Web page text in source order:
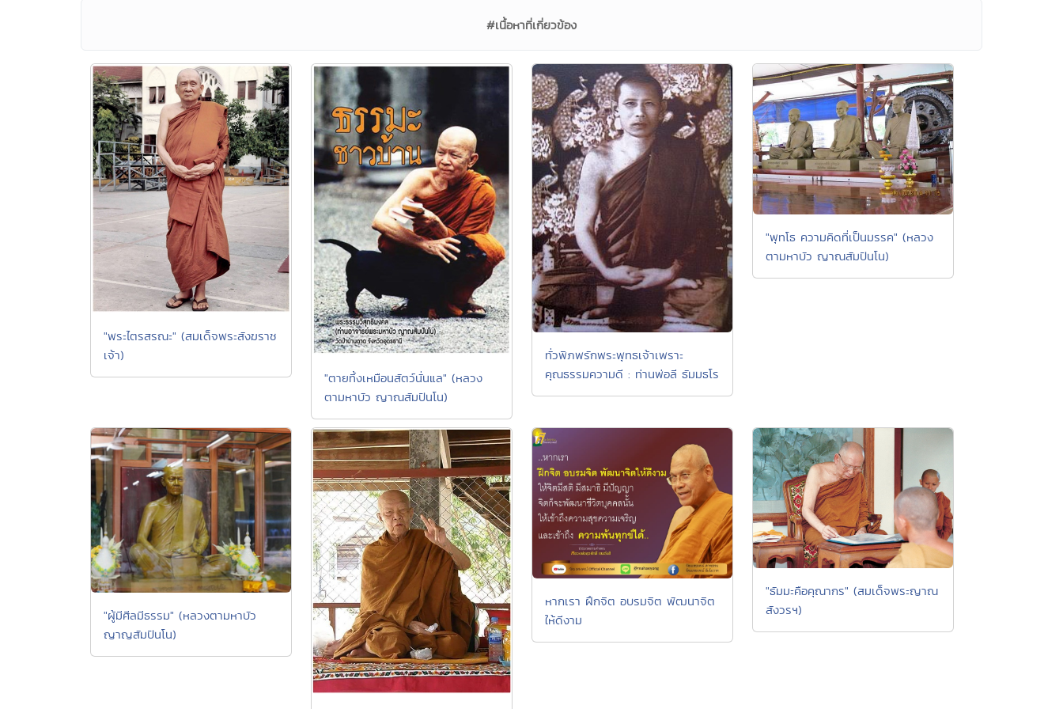
#เนื้อหาที่เกี่ยวข้อง
"พระไตรสรณะ" (สมเด็จพระสังฆราช
เจ้า)
"ตายทิ้งเหมือนสัตว์นั่นแล" (หลวง
ตามหาบัว ญาณสัมปันโน)
ทั่วพิภพรักพระพุทธเจ้าเพราะ
คุณธรรมความดี : ท่านพ่อลี ธัมมธโร
"พุทโธ ความคิดที่เป็นมรรค" (หลวง
ตามหาบัว ญาณสัมปันโน)
"ผู้มีศีลมีธรรม" (หลวงตามหาบัว
ญาญสัมปันโน)
หากเรา ฝึกจิต อบรมจิต พัฒนาจิต
ให้ดีงาม
"ธัมมะคือคุณากร" (สมเด็จพระญาณ
สังวรฯ)